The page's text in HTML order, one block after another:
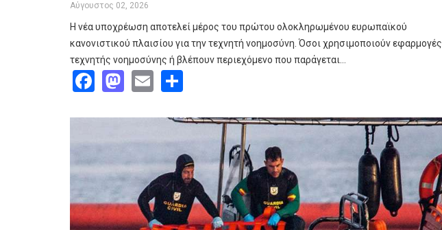
Αύγουστος 02, 2026
Η νέα υποχρέωση αποτελεί μέρος του πρώτου ολοκληρωμένου ευρωπαϊκού
κανονιστικού πλαισίου για την τεχνητή νοημοσύνη. Όσοι χρησιμοποιούν εφαρμογές
τεχνητής νοημοσύνης ή βλέπουν περιεχόμενο που παράγεται…
Facebook
Mastodon
Email